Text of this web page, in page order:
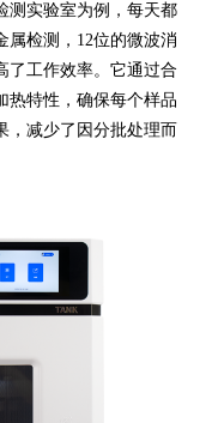
测实验室为例，每天都
属检测，12位的微波消
了工作效率。它通过合
热特性，确保每个样品
，减少了因分批处理而